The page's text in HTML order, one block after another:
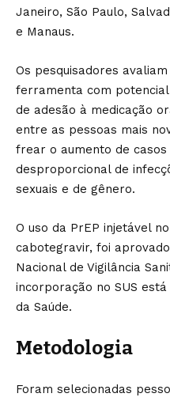
Janeiro, São Paulo,
e Manaus.
Os pesquisadores
ferramenta com
de adesão à medicação
entre as pessoas mais
frear o aumento de
desproporcional de
sexuais e de gênero.
O uso da PrEP injetável
cabotegravir, foi
Nacional de Vigilância
incorporação no SUS
da Saúde.
Metodologia
Foram selecionadas